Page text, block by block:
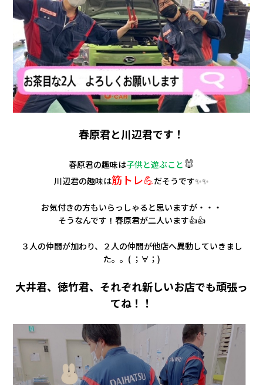
春原君と川辺君です！
春原君の趣味は子供と遊ぶこと 🐰
川辺君の趣味は筋トレ💪だそうです✨✨
お気付きの方もいらっしゃると思いますが・・・
そうなんです！春原君が二人います👍👍
３人の仲間が加わり、２人の仲間が他店へ異動していきまし
た。。( ；∀；)
大井君、徳竹君、それぞれ新しいお店でも頑張っ
てね！！